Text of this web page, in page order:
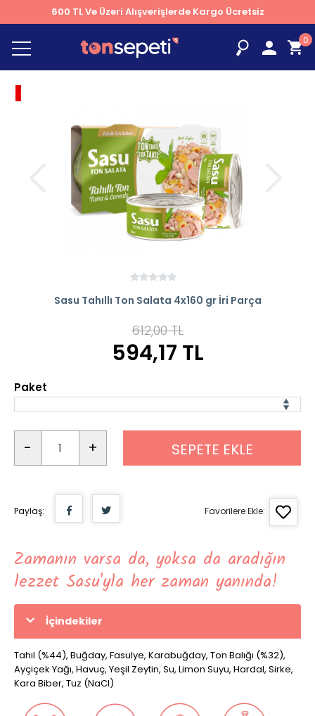
600 TL Ve Üzeri Alışverişlerde Kargo Ücretsiz
0
İNDİRİM
Sasu Tahıllı Ton Salata 4x160 gr İri Parça
612,00 TL
594,17 TL
Paket
- + SEPETE EKLE
Paylaş: Favorilere Ekle:
Zamanın varsa da, yoksa da aradığın
lezzet Sasu'yla her zaman yanında!
İçindekiler
Tahıl (%44), Buğday, Fasulye, Karabuğday, Ton Balığı (%32),
Ayçiçek Yağı, Havuç, Yeşil Zeytin, Su, Limon Suyu, Hardal, Sirke,
Kara Biber, Tuz (NaCI)